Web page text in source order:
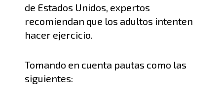
de Estados Unidos, expertos
recomiendan que los adultos intenten
hacer ejercicio.
Tomando en cuenta pautas como las
siguientes: